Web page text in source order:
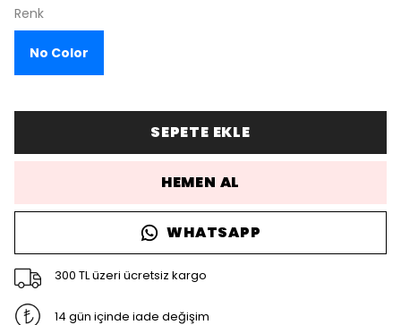
Renk
No Color
SEPETE EKLE
HEMEN AL
WHATSAPP
300 TL üzeri ücretsiz kargo
14 gün içinde iade değişim